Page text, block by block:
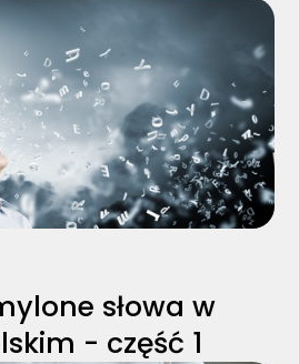
słowa w
- część 1